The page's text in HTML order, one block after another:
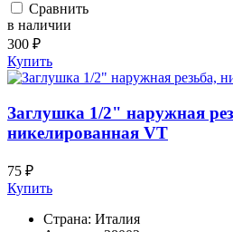
Сравнить
в наличии
300 ₽
Купить
Заглушка 1/2" наружная
никелированная VT
75 ₽
Купить
Страна: Италия